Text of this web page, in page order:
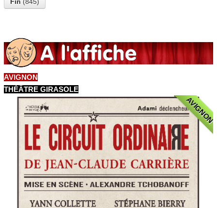
AVIGNON
THÉÂTRE GIRASOLE
AVIGNON